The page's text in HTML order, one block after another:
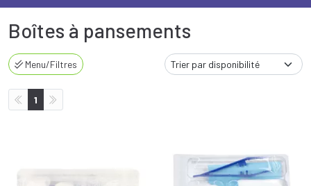
Boîtes à pansements
Menu/Filtres
1